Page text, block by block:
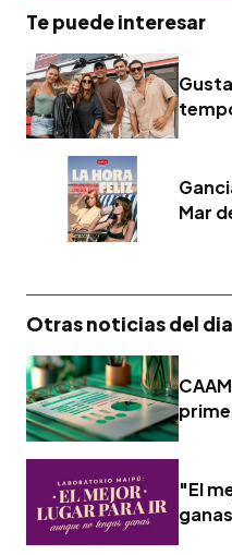
Te puede interesar
Mar
Otras noticias del dia
"El